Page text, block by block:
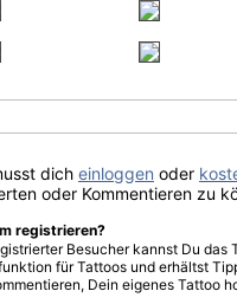
dich einloggen oder
oder Kommentieren zu
registrieren?
Besucher kannst Du
für Tattoos und erhältst
Dein eigenes Tattoo